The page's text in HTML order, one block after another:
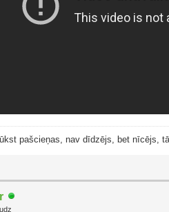
pašcieņas, nav dīdzējs, bet nīcējs,